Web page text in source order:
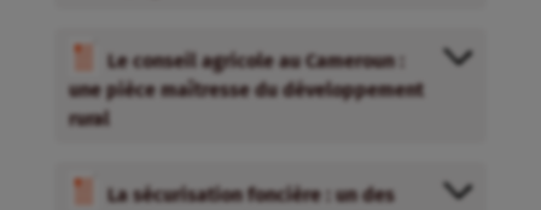
Le conseil agricole au Cameroun :
une pièce maîtresse du développement
rural
La sécurisation foncière : un des